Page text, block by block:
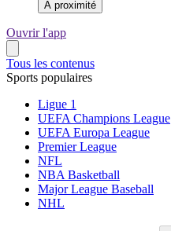
À proximité
Ouvrir l'app
Tous les contenus
Sports populaires
Ligue 1
UEFA Champions League
UEFA Europa League
Premier League
NFL
NBA Basketball
Major League Baseball
NHL